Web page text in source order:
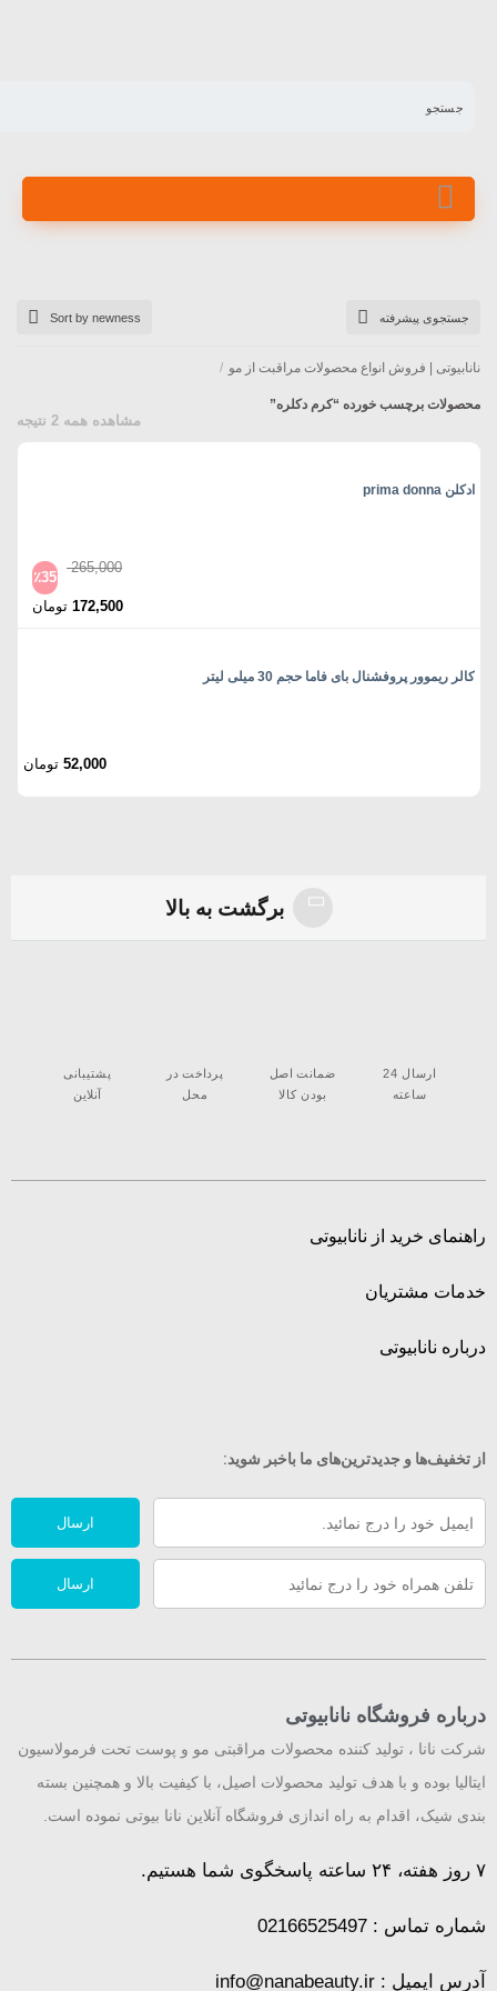
جستجوی پیشرفته Sort by newness
نانابیوتی | فروش انواع محصولات مراقبت از مو /
محصولات برچسب خورده “کرم دکلره”
مشاهده همه 2 نتیجه
ادکلن prima donna
٪35
265,000
172,500 تومان
کالر ریموور پروفشنال بای فاما حجم 30 میلی لیتر
52,000 تومان
برگشت به بالا
ارسال 24
ساعته
ضمانت اصل
بودن کالا
پرداخت در
محل
پشتیبانی
آنلاین
راهنمای خرید از نانابیوتی
خدمات مشتریان
درباره نانابیوتی
از تخفیف‌ها و جدیدترین‌های ما‌ باخبر شوید:
ارسال
ارسال
درباره فروشگاه نانابیوتی
شرکت نانا ، تولید کننده محصولات مراقبتی مو و پوست تحت فرمولاسیون
ایتالیا بوده و با هدف تولید محصولات اصیل، با کیفیت بالا و همچنین بسته
بندی شیک، اقدام به راه اندازی فروشگاه آنلاین نانا بیوتی نموده است.
۷ روز هفته، ۲۴ ساعته پاسخگوی شما هستیم.​
شماره تماس : 02166525497
آدرس ایمیل : info@nanabeauty.ir